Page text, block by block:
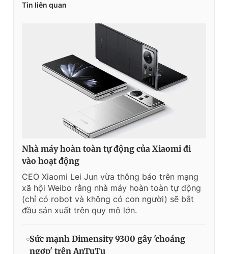
Tin liên quan
Nhà máy hoàn toàn tự động của Xiaomi đi
vào hoạt động
CEO Xiaomi Lei Jun vừa thông báo trên mạng
xã hội Weibo rằng nhà máy hoàn toàn tự động
(chỉ có robot và không có con người) sẽ bắt
đầu sản xuất trên quy mô lớn.
Sức mạnh Dimensity 9300 gây 'choáng
ngợp' trên AnTuTu